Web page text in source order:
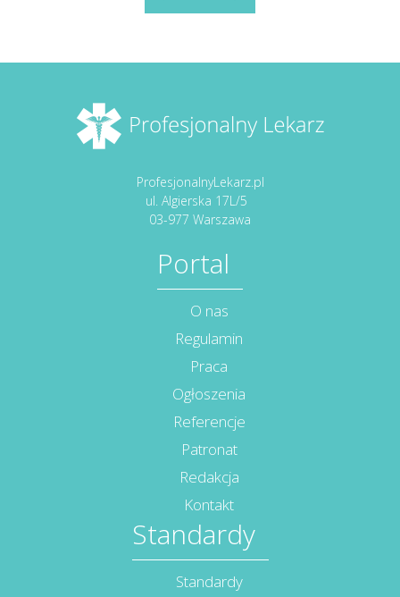
ProfesjonalnyLekarz.pl
ul. Algierska 17L/5
03-977 Warszawa
Portal
O nas
Regulamin
Praca
Ogłoszenia
Referencje
Patronat
Redakcja
Kontakt
Standardy
Standardy